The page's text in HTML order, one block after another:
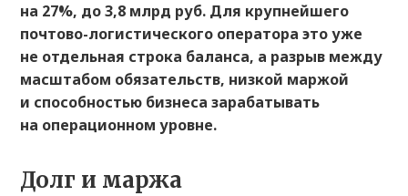
на 27%, до 3,8 млрд руб. Для крупнейшего
почтово-логистического оператора это уже
не отдельная строка баланса, а разрыв между
масштабом обязательств, низкой маржой
и способностью бизнеса зарабатывать
на операционном уровне.
Долг и маржа